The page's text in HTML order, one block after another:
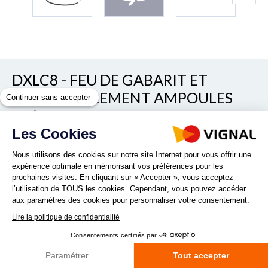
DXLC8 - FEU DE GABARIT ET
D'ENCOMBREMENT AMPOULES
12/24V CRISTAL + ROUGE + AMBRE
MONTAGE SUR LC8
REF. D13035
Continuer sans accepter
Les Cookies
Nous utilisons des cookies sur notre site Internet pour vous offrir une
expérience optimale en mémorisant vos préférences pour les
prochaines visites. En cliquant sur « Accepter », vous acceptez
l’utilisation de TOUS les cookies. Cependant, vous pouvez accéder
aux paramètres des cookies pour personnaliser votre consentement.
Lire la politique de confidentialité
Consentements certifiés par
Paramétrer Tout accepter